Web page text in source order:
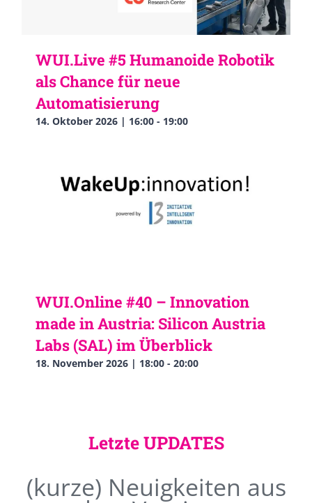
WUI.Live #5 Humanoide Robotik
als Chance für neue
Automatisierung
14. Oktober 2026 | 16:00 - 19:00
WUI.Online #40 – Innovation
made in Austria: Silicon Austria
Labs (SAL) im Überblick
18. November 2026 | 18:00 - 20:00
Letzte UPDATES
(kurze) Neuigkeiten aus